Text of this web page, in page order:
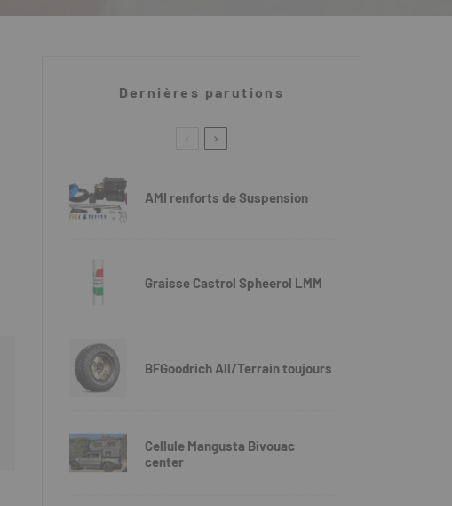
Dernières parutions
AMI renforts de Suspension
Graisse Castrol Spheerol LMM
BFGoodrich All/Terrain toujours
Cellule Mangusta Bivouac
center